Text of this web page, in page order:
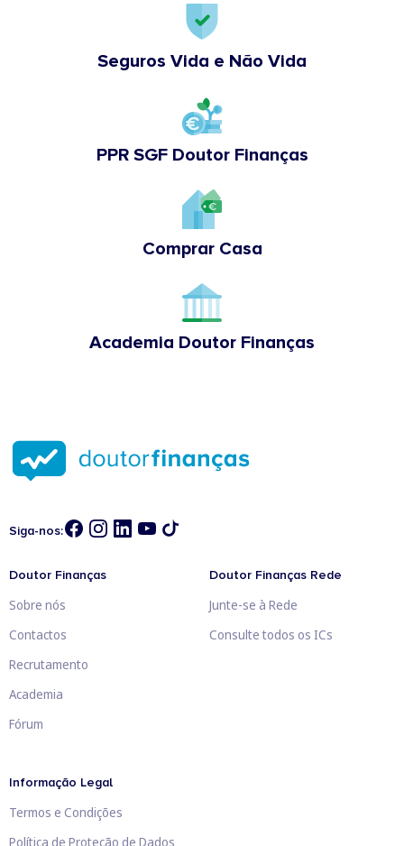
Seguros Vida e Não Vida
PPR SGF Doutor Finanças
Comprar Casa
Academia Doutor Finanças
Siga-nos:
Doutor Finanças
Sobre nós
Contactos
Recrutamento
Academia
Fórum
Doutor Finanças Rede
Junte-se à Rede
Consulte todos os ICs
Informação Legal
Termos e Condições
Política de Proteção de Dados